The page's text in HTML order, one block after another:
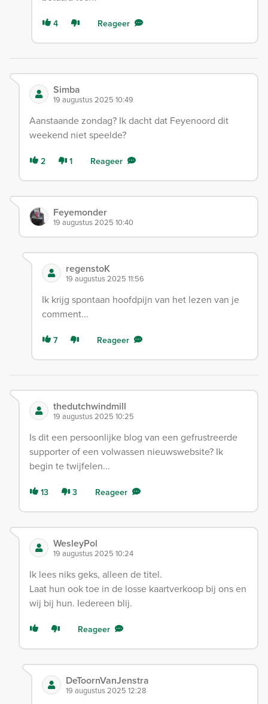
4 Reageer
Simba
19 augustus 2025 10:49
Aanstaande zondag? Ik dacht dat Feyenoord dit
weekend niet speelde?
2 1 Reageer
Feyemonder
19 augustus 2025 10:40
regenstoK
19 augustus 2025 11:56
Ik krijg spontaan hoofdpijn van het lezen van je
comment...
7 Reageer
thedutchwindmill
19 augustus 2025 10:25
Is dit een persoonlijke blog van een gefrustreerde
supporter of een volwassen nieuwswebsite? Ik
begin te twijfelen...
13 3 Reageer
WesleyPol
19 augustus 2025 10:24
Ik lees niks geks, alleen de titel.
Laat hun ook toe in de losse kaartverkoop bij ons en
wij bij hun. Iedereen blij.
Reageer
DeToornVanJenstra
19 augustus 2025 12:28